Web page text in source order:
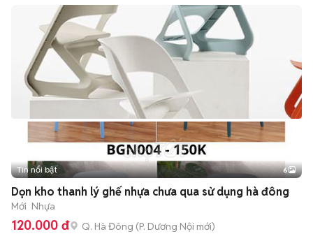
+2
Tin nổi bật 6
Dọn kho thanh lý ghế nhựa chưa qua sử dụng hà đông
Mới Nhựa
120.000 đ Q. Hà Đông (P. Dương Nội mới)